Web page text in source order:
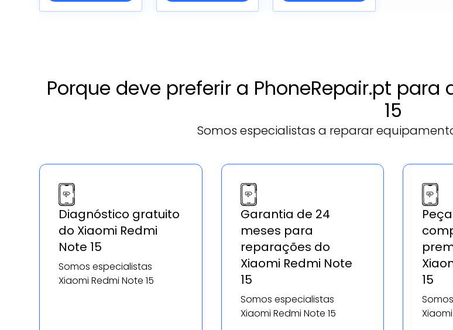
Porque deve preferir a PhoneRepair.pt
15
Somos especialistas a reparar
Diagnóstico gratuito
do Xiaomi Redmi
Note 15
Somos especialistas
Xiaomi Redmi Note 15
Garantia de 24
meses para
reparações do
Xiaomi Redmi Note
15
Somos especialistas
Xiaomi Redmi Note 15
15